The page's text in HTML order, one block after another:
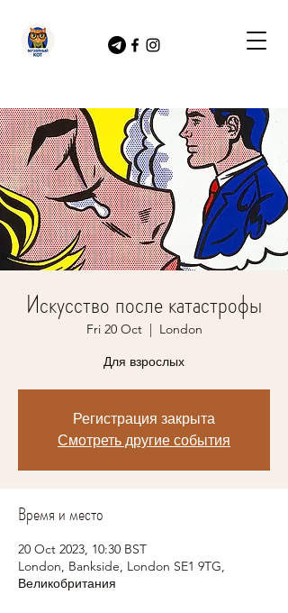
Искусство после катастрофы
Fri 20 Oct
  |
London
Для взрослых
Регистрация закрыта
Смотреть другие события
Время и место
20 Oct 2023, 10:30 BST
London, Bankside, London SE1 9TG,
Великобритания